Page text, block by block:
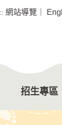
網站導覽
招生專區